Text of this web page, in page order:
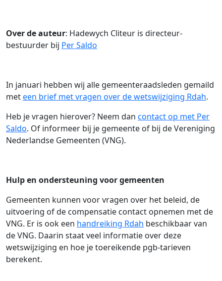
Over de auteur: Hadewych Cliteur is directeur-
bestuurder bij Per Saldo
In januari hebben wij alle gemeenteraadsleden gemaild
meteen brief met vragen over de wetswijziging Rdah.
Heb je vragen hierover? Neem dan contact op met Per
Saldo. Of informeer bij je gemeente of bij de Vereniging
Nederlandse Gemeenten (VNG).
Hulp en ondersteuning voor gemeenten
Gemeenten kunnen voor vragen over het beleid, de
uitvoering of de compensatie contact opnemen met de
VNG. Er is ook een handreiking Rdah beschikbaar van
de VNG. Daarin staat veel informatie over deze
wetswijziging en hoe je toereikende pgb-tarieven
berekent.